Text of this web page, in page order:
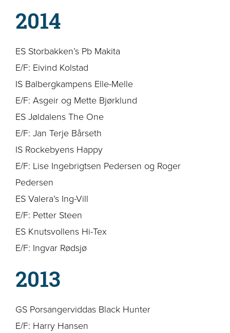
2014
ES Storbakken’s Pb Makita
E/F: Eivind Kolstad
IS Balbergkampens Elle-Melle
E/F: Asgeir og Mette Bjørklund
ES Jøldalens The One
E/F: Jan Terje Bårseth
IS Rockebyens Happy
E/F: Lise Ingebrigtsen Pedersen og Roger
Pedersen
ES Valera’s Ing-Vill
E/F: Petter Steen
ES Knutsvollens Hi-Tex
E/F: Ingvar Rødsjø
2013
GS Porsangerviddas Black Hunter
E/F: Harry Hansen